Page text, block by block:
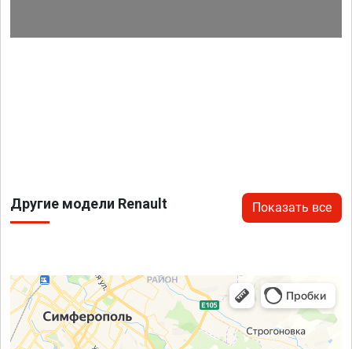
Другие модели Renault Показать все